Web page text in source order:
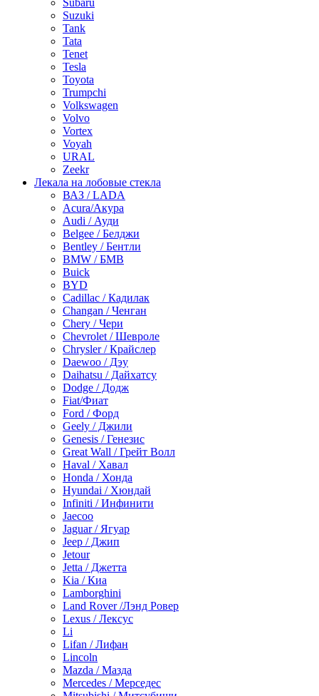
Subaru
Suzuki
Tank
Tata
Tenet
Tesla
Toyota
Trumpchi
Volkswagen
Volvo
Vortex
Voyah
URAL
Zeekr
Лекала на лобовые стекла
ВАЗ / LADA
Acura/Акура
Audi / Ауди
Belgee / Белджи
Bentley / Бентли
BMW / БМВ
Buick
BYD
Cadillac / Кадилак
Changan / Ченган
Chery / Чери
Chevrolet / Шевроле
Chrysler / Крайслер
Daewoo / Дэу
Daihatsu / Дайхатсу
Dodge / Додж
Fiat/Фиат
Ford / Форд
Geely / Джили
Genesis / Генезис
Great Wall / Грейт Волл
Haval / Хавал
Honda / Хонда
Hyundai / Хюндай
Infiniti / Инфинити
Jaecoo
Jaguar / Ягуар
Jeep / Джип
Jetour
Jetta / Джетта
Kia / Киа
Lamborghini
Land Rover /Лэнд Ровер
Lexus / Лексус
Li
Lifan / Лифан
Lincoln
Mazda / Мазда
Mercedes / Мерседес